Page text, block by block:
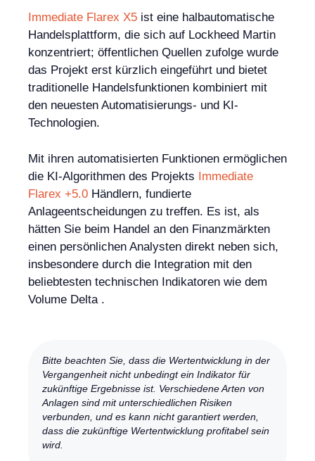
Immediate Flarex X5 ist eine halbautomatische
Handelsplattform, die sich auf Lockheed Martin
konzentriert; öffentlichen Quellen zufolge wurde
das Projekt erst kürzlich eingeführt und bietet
traditionelle Handelsfunktionen kombiniert mit
den neuesten Automatisierungs- und KI-
Technologien.
Mit ihren automatisierten Funktionen ermöglichen
die KI-Algorithmen des Projekts Immediate
Flarex +5.0 Händlern, fundierte
Anlageentscheidungen zu treffen. Es ist, als
hätten Sie beim Handel an den Finanzmärkten
einen persönlichen Analysten direkt neben sich,
insbesondere durch die Integration mit den
beliebtesten technischen Indikatoren wie dem
Volume Delta .
Bitte beachten Sie, dass die Wertentwicklung in der
Vergangenheit nicht unbedingt ein Indikator für
zukünftige Ergebnisse ist. Verschiedene Arten von
Anlagen sind mit unterschiedlichen Risiken
verbunden, und es kann nicht garantiert werden,
dass die zukünftige Wertentwicklung profitabel sein
wird.